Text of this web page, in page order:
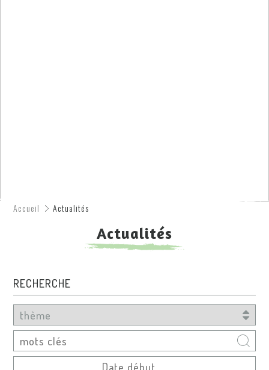
Accueil Actualités
Actualités
RECHERCHE